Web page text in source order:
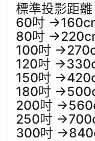
標準投影距離
60吋
80吋
100吋
120吋
150吋
180吋
200吋
250吋
300吋